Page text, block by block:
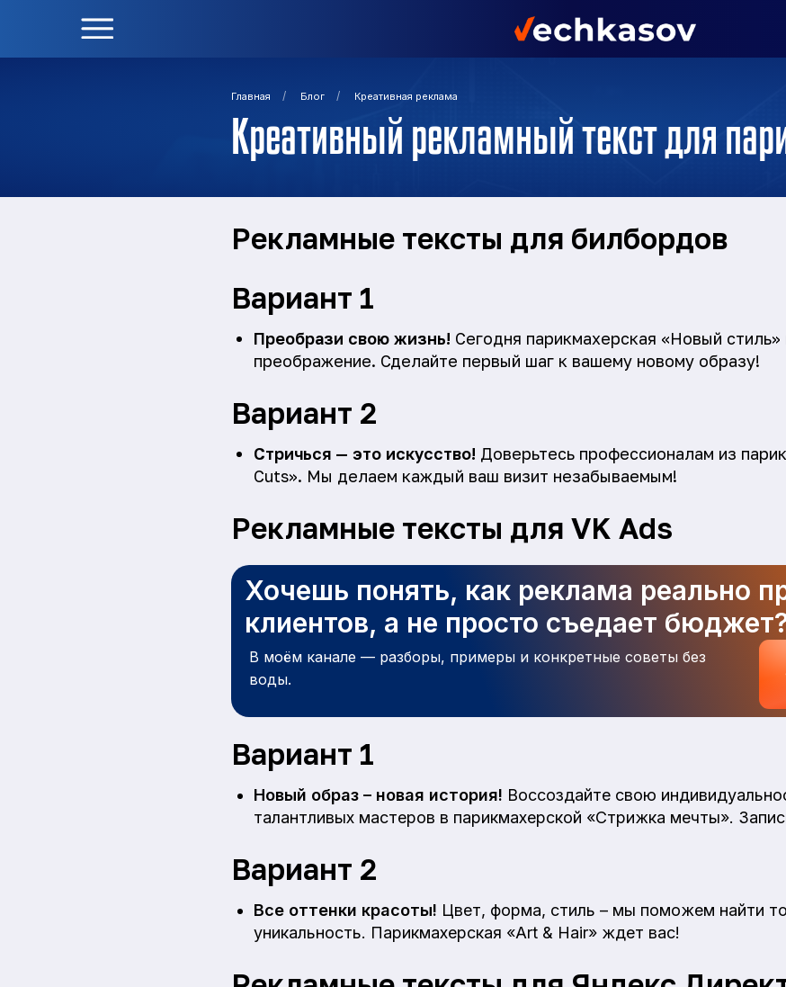
Главная / Блог / Креативная реклама
Креативный рекламный текст для
Рекламные тексты для билбордов
Вариант 1
Преобрази свою жизнь! Сегодня парикмахерская «Новый стиль»
преображение. Сделайте первый шаг к вашему новому образу!
Вариант 2
Стричься — это искусство! Доверьтесь профессионалам из
Cuts». Мы делаем каждый ваш визит незабываемым!
Рекламные тексты для VK Ads
Хочешь понять, как реклама реально
клиентов, а не просто съедает
В моём канале — разборы, примеры и конкретные советы без
воды.
Вариант 1
Новый образ – новая история! Воссоздайте свою
талантливых мастеров в парикмахерской «Стрижка мечты».
Вариант 2
Все оттенки красоты! Цвет, форма, стиль – мы поможем найти
уникальность. Парикмахерская «Art & Hair» ждет вас!